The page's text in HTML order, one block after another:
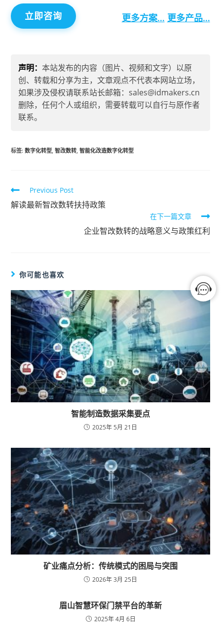
立即咨询 更多方案… 更多产品…
声明：本站发布的内容（图片、视频和文字）以原
创、转载和分享为主，文章观点不代表本网站立场，
如果涉及侵权请联系站长邮箱：sales@idmakers.cn
删除，任何个人或组织，需要转载可以自行与原作者
联系。
标签:数字化转型 智改数转 智能化改造数字化转型
Previous Post
解读最新智改数转扶持政策
在下一篇文章
企业智改数转的战略意义与政策红利
你可能也喜欢
智能制造数据采集要点
2025年 5月 21日
矿业痛点分析：传统模式的困局与突围
2026年 3月 25日
眉山智慧环保门禁平台的革新
2025年 4月 6日